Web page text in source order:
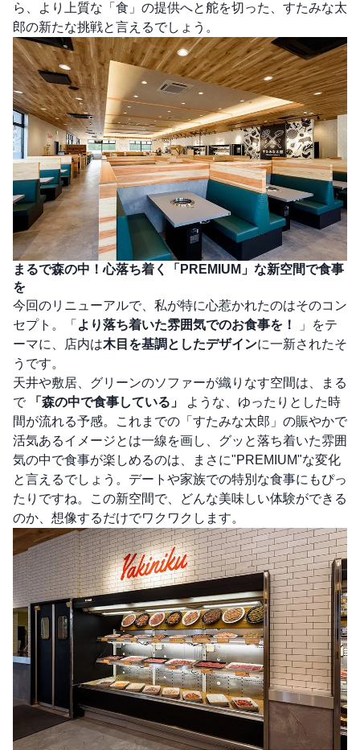
ら、より上質な「食」の提供へと舵を切った、すたみな太
郎の新たな挑戦と言えるでしょう。
まるで森の中！心落ち着く「PREMIUM」な新空間で食事
を
今回のリニューアルで、私が特に心惹かれたのはそのコン
セプト。「 より落ち着いた雰囲気でのお食事を！
」をテ
ーマに、店内は木目を基調としたデザインに一新されたそ
うです。
天井や敷居、グリーンのソファーが織りなす空間は、まる
で
「森の中で食事している」
ような、ゆったりとした時
間が流れる予感。これまでの「すたみな太郎」の賑やかで
活気あるイメージとは一線を画し、グッと落ち着いた雰囲
気の中で食事が楽しめるのは、まさに"PREMIUM"な変化
と言えるでしょう。デートや家族での特別な食事にもぴっ
たりですね。この新空間で、どんな美味しい体験ができる
のか、想像するだけでワクワクします。